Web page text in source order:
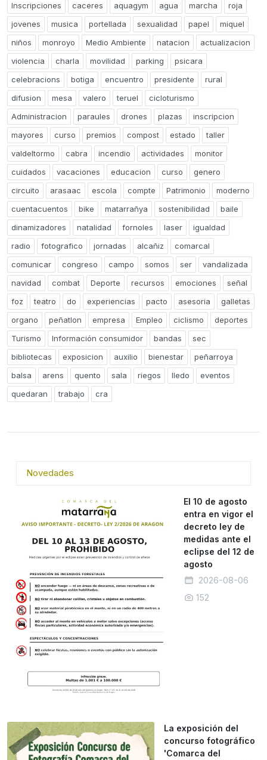
Inscripciones
caceres aquagym agua marcha
roja
jovenes
musica portellada sexualidad papel
miquel
niños
monroyo Medio Ambiente natacion
actualizacion
violencia
charla movilidad parking
psicara
celebracions
botiga encuentro presidente
rural
difusion
mesa valero teruel
cicloturismo
Administracion
paraules drones plazas
inscripcion
mayores
curso premios compost estado
taller
valdeltormo
cabra incendio actividades
monitor
cuidados
vacaciones educacion curso
genero
circuito
arasaac escola compte Patrimonio
moderno
cuentacuentos
bike matarrañya sostenibilidad
baile
dinamizadores
natalidad fornoles laser
igualdad
radio
fotografico jornadas alcañiz
comarcal
comunicar
congreso campo somos ser
vandalizada
navidad
combat Deporte recursos emociones
señal
foz
teatro do experiencias pacto asesoria
galletas
organo
peñatlon empresa Empleo ciclismo
deportes
Turismo
Información consumidor bandas
sec
bibliotecas
exposicion auxilio bienestar
peñarroya
balsa
arens quento sala riegos lledo
eventos
quedaran
trabajo cra
Novedades
El 10 de agosto
entra en vigor el
decreto ley de
medidas ante el
eclipse del 12 de
agosto
2026-08-06
152
La exposición del
concurso fotográfico
'Comarca del